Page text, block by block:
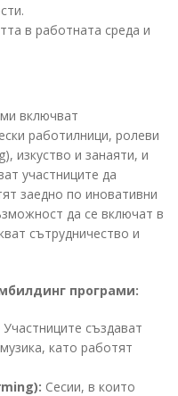
в работната среда и
включват
работилници, ролеви
изкуство и занаяти, и
участниците да
заедно по иновативни
да се включат в
сътрудничество и
програми:
Участниците създават
като работят
Сесии, в които